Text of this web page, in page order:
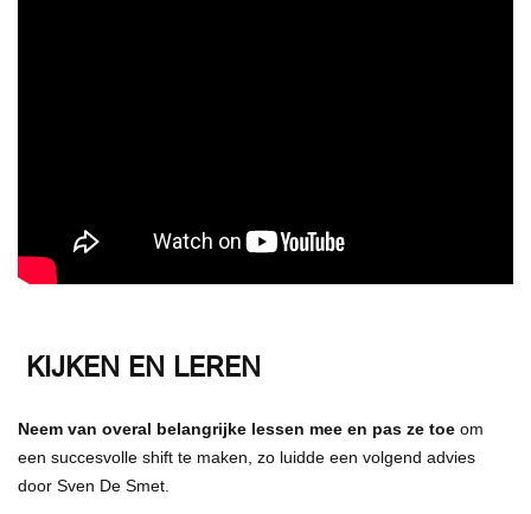
KIJKEN EN LEREN
Neem van overal belangrijke lessen mee en pas ze toe om
een succesvolle shift te maken, zo luidde een volgend advies
door Sven De Smet.